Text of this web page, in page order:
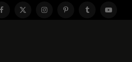
Facebook
X
InstagramPinterestTumblr